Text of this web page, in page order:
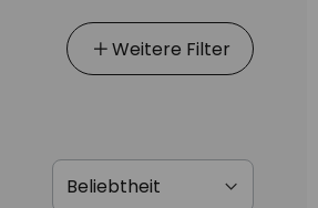
Weitere Filter